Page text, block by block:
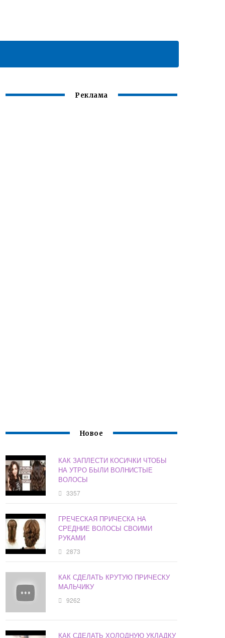
Реклама
Новое
КАК ЗАПЛЕСТИ КОСИЧКИ ЧТОБЫ
НА УТРО БЫЛИ ВОЛНИСТЫЕ
ВОЛОСЫ
3357
ГРЕЧЕСКАЯ ПРИЧЕСКА НА
СРЕДНИЕ ВОЛОСЫ СВОИМИ
РУКАМИ
2873
КАК СДЕЛАТЬ КРУТУЮ ПРИЧЕСКУ
МАЛЬЧИКУ
9262
КАК СДЕЛАТЬ ХОЛОДНУЮ УКЛАДКУ